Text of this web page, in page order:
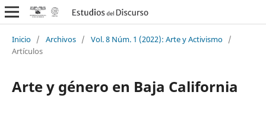
Inicio / Archivos / Vol. 8 Núm. 1 (2022): Arte y Activismo /
Artículos
Arte y género en Baja California